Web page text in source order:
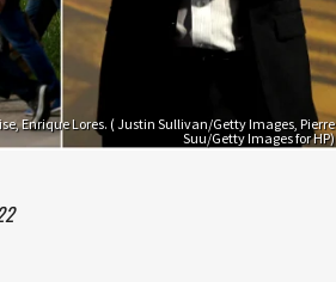
Enrique Lores. ( Justin Sullivan/Getty Images, Pierre
Suu/Getty Images for HP)